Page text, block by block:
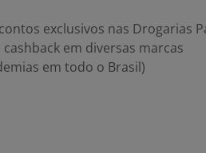
exclusivos nas Drogarias
em diversas marcas
em todo o Brasil)